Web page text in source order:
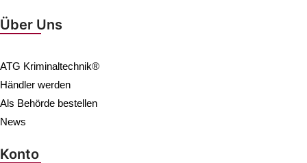
Über Uns
ATG Kriminaltechnik®
Händler werden
Als Behörde bestellen
News
Konto